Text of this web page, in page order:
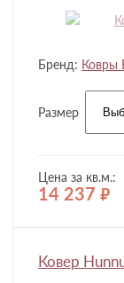
Бренд: Ковры
Размер
Цена за кв.м.:
14 237 руб.
Ковер